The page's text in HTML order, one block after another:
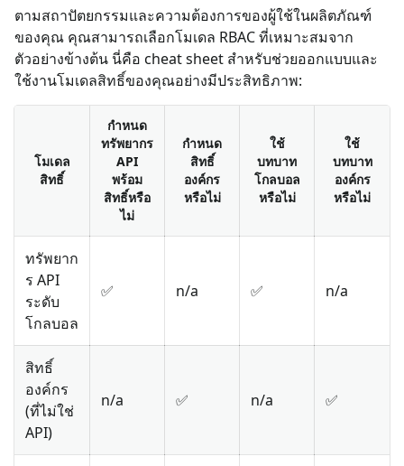
ตามสถาปัตยกรรมและความต้องการของผู้ใช้ในผลิตภัณฑ์
ของคุณ คุณสามารถเลือกโมเดล RBAC ที่เหมาะสมจาก
ตัวอย่างข้างต้น นี่คือ cheat sheet สำหรับช่วยออกแบบและ
ใช้งานโมเดลสิทธิ์ของคุณอย่างมีประสิทธิภาพ:
โมเดล
สิทธิ์
กำหนด
ทรัพยากร
API
พร้อม
สิทธิ์หรือ
ไม่
กำหนด
สิทธิ์
องค์กร
หรือไม่
ใช้
บทบาท
โกลบอล
หรือไม่
ใช้
บทบาท
องค์กร
หรือไม่
ทรัพยาก
ร API
ระดับ
โกลบอล
✅ n/a ✅ n/a
สิทธิ์
องค์กร
(ที่ไม่ใช่
API)
n/a ✅ n/a ✅